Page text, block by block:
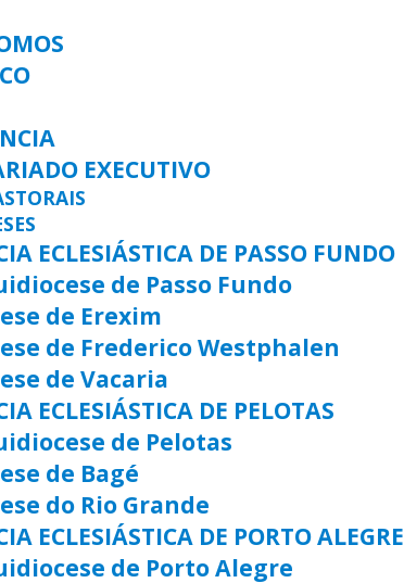
EXECUTIVO
ECLESIÁSTICA DE PASSO FUNDO
de Passo Fundo
de Erexim
de Frederico Westphalen
de Vacaria
ECLESIÁSTICA DE PELOTAS
de Pelotas
de Bagé
do Rio Grande
ECLESIÁSTICA DE PORTO ALEGRE
de Porto Alegre